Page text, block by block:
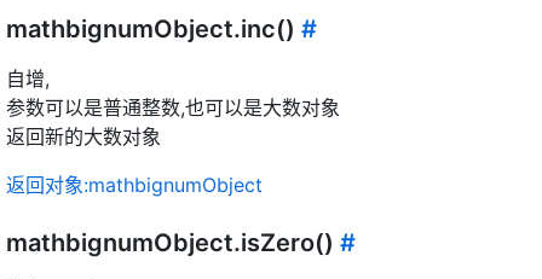
mathbignumObject.inc() #
自增,
参数可以是普通整数,也可以是大数对象
返回新的大数对象
返回对象:mathbignumObject
mathbignumObject.isZero() #